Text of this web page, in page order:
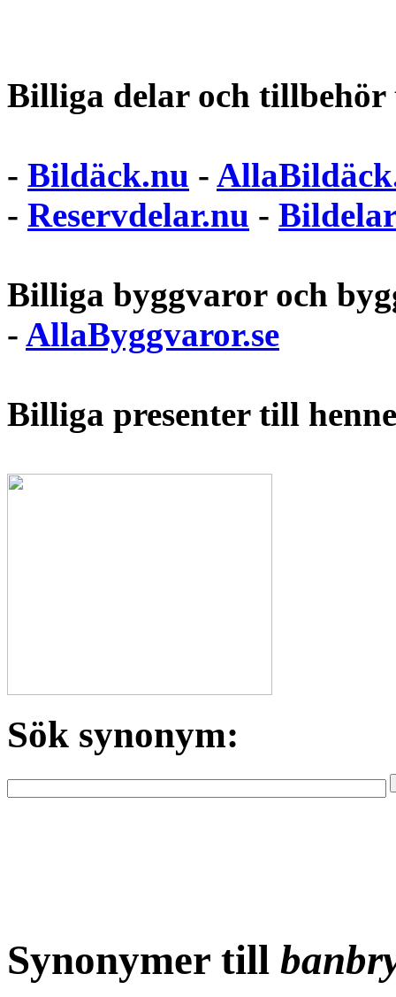
Billiga delar och
- Bildäck.nu -
- Reservdelar.nu - Bildelar
Billiga byggvaror och
- AllaByggvaror.se
Billiga presenter till
Sök synonym:
Synonymer till